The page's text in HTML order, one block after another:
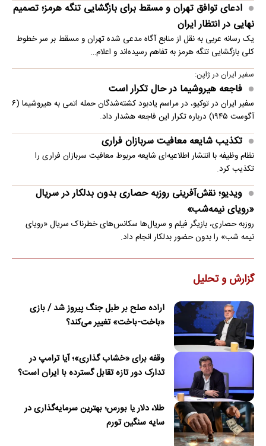
ادعای توافق تهران و مسقط برای بازگشایی تنگه هرمز؛ تصمیم
نهایی در انتظار ایران
یک رسانه عربی به نقل از منابع آگاه مدعی شده تهران و مسقط بر سر خطوط
کلی بازگشایی تنگه هرمز به تفاهم رسیده‌اند و اعلام…
سفیر ایران در ژاپن:
فاجعه هیروشیما در حال تکرار است
سفیر ایران در توکیو، در مراسم یادبود کشته‌شدگان حمله اتمی به هیروشیما (۶
آگوست ۱۹۴۵) درباره تکرار این فاجعه هشدار داد.
تکذیب شایعه معافیت سربازان فراری
نظام وظیفه با انتشار اطلاعیه‌ای شایعه مربوط معافیت سربازان فراری را
تکذیب کرد.
ویدیو؛ نقش‌آفرینی روزبه حصاری بدون بدلکار در سریال
«رویای نیمه‌شب»
روزبه حصاری، بازیگر فیلم و سریال‌ها سکانس‌های خطرناک سریال «رویای
نیمه شب» را بدون حضور بدلکار انجام داد.
گزارش و تحلیل
اراده صلح بر طبل جنگ پیروز شد / بازی
«باخت-باخت» تغییر می‌کند؟
وقفه برای «خشاب گذاری»؛ آیا ترامپ در
تدارک دور تازه تقابل گسترده با ایران است؟
طلا، دلار یا بورس؛ بهترین سرمایه‌گذاری در
سایه سنگین تورم